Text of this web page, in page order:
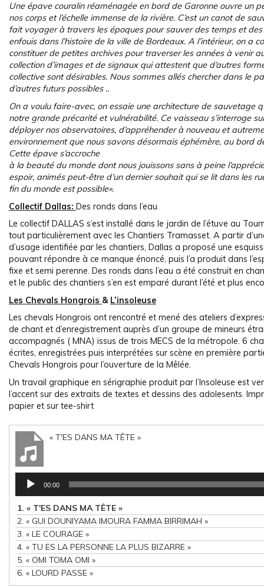
Une épave couralin réaménagée en bord de Garonne ouvre un
nos corps et l’échelle immense de la rivière. C’est un canot de
fait voyager à travers les époques pour sauver des temps et des
enfouis dans l’histoire de la ville de Bordeaux. A l’intérieur, on a
constituer de petites archives pour traverser les années à venir
collection d’images et de signaux qui attestent que d’autres
collective sont désirables. Nous sommes allés chercher dans le
d’autres futurs possibles ..
On a voulu faire-avec, on essaie une architecture de sauvetage
notre grande précarité et vulnérabilité. Ce vaisseau s’interroge
déployer nos observatoires, d’appréhender à nouveau et
environnement que nous savons désormais éphémère, au bord
Cette épave s’accroche
à la beauté du monde dont nous jouissons sans à peine
espoir, animés peut-être d’un dernier souhait qui se lit dans les
fin du monde est possible».
Collectif Dallas: Des ronds dans l’eau
Le collectif DALLAS s’est installé dans le jardin de l’étuve au
tout particulièrement avec les Chantiers Tramasset. A partir
d’usage identifiée par les chantiers, Dallas a proposé une
pouvant répondre à ce manque énoncé, puis l’a produit dans
fixe et semi perenne. Des ronds dans l’eau a été construit en
et le public des chantiers s’en est emparé durant l’été et plus
Les Chevals Hongrois & L’insoleuse
Les chevals Hongrois ont rencontré et mené des ateliers
de chant et d’enregistrement auprès d’un groupe de mineurs
accompagnés ( MNA) issus de trois MECS de la métropole. 6
écrites, enregistrées puis interprétées sur scène en première
Chevals Hongrois pour l’ouverture de la Mêlée.
Un travail graphique en sérigraphie produit par l’Insoleuse est
l’accent sur des extraits de textes et dessins des adolesents.
papier et sur tee-shirt
« T'ES DANS MA TÊTE »
Lecteur
audio
00:00
1. « T'ES DANS MA TÊTE »
2. « GUI DOUNIYAMA IMOURA FAMMA BIRRIMAH »
3. « LE COURAGE »
4. « TU ES LA PERSONNE LA PLUS BIZARRE »
5. « OMI TOMA OMI »
6. « LOURD PASSE »